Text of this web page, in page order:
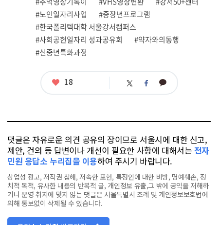
태
그
#노인일자리사업
#중장년프로그램
#한국폴리텍대학 서울강서캠퍼스
#사회공헌일자리 성과공유회
#약자와의동행
#신중년특화과정
좋
18 트 페 카
댓글은 자유로운 의견 공유의 장이므로 서울시에 대한 신고,
제안, 건의 등 답변이나 개선이 필요한 사항에 대해서는 전자
민원 응답소 누리집을 이용하여 주시기 바랍니다.
상업성 광고, 저작권 침해, 저속한 표현, 특정인에 대한 비방, 명예훼손, 정
치적 목적, 유사한 내용의 반복적 글, 개인정보 유출,그 밖에 공익을 저해하
거나 운영 취지에 맞지 않는 댓글은 서울특별시 조례 및 개인정보보호법에
의해 통보없이 삭제될 수 있습니다.